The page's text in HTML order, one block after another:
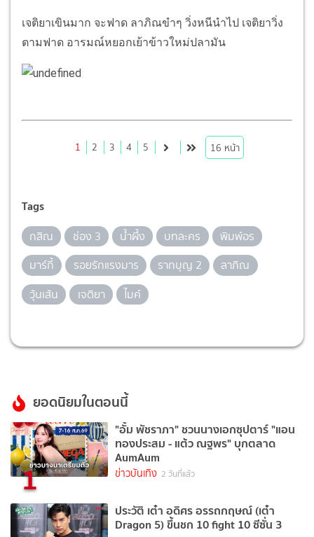
เจติยาเขินมาก จะฟาด ลาภิณขำๆ วิ่งหนีนำไป เจติยาวิ่ง
ตามฟาด อารมณ์หยอกเย้าข้าวใหม่ปลามัน
1 2 3 4 5 16 หน้า
Tags
กสิณ ช่อง 3 น้ำผึ้ง บทละคร
พิมพ์อร
มาร์กี้
รอยรักแรงมาร รากบุญ 2
ลาภิณ
วุ้นเส้น
เจติยา ไมค์
ยอดนิยมในตอนนี้
1
"อั้ม พัชราภา" ชวนนางเอกซุปตาร์ "แอน
ทองประสม - แต้ว ณฐพร" บุกตลาด
AumAum
ข่าวบันเทิง 2 วันที่แล้ว
ประวัติ เต๋า อดิศร อรรถกฤษณ์ (เต๋า
Dragon 5) ขึ้นชก 10 fight 10 ซีซั่น 3